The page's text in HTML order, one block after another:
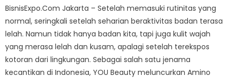
BisnisExpo.Com Jakarta – Setelah memasuki rutinitas yang
normal, seringkali setelah seharian beraktivitas badan terasa
lelah. Namun tidak hanya badan kita, tapi juga kulit wajah
yang merasa lelah dan kusam, apalagi setelah terekspos
kotoran dari lingkungan. Sebagai salah satu jenama
kecantikan di Indonesia, YOU Beauty meluncurkan Amino